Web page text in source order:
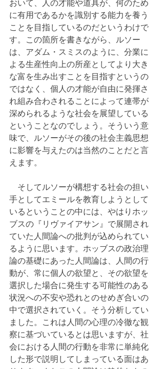
おいて、人の才能や道具が、何のため
に有用であるかを識別する能力を養う
ことを目指しているのだというわけで
す。この箇所を書きながら、ルソー
は、アダム・スミスのように、分業に
よる生産性向上の所産としてより大き
な富を生み出すことを目指すというの
ではなく、個人の才能が自由に発揮さ
れ組み合わされることによって連帯が
深められるような社会を展望している
ということなのでしょう。そういう意
味で、ルソーがその後の社会主義思想
に影響を与えたのは当然のことだと言
えます。
そしてルソーが構想する社会の担い
手としてエミールを教育しようとして
いるということの中には、やはりホッ
ブスの『リヴァイアサン』で展開され
ていた人間論への批判が込められてい
るように思います。ホッブスの政治理
論の基礎にあった人間論は、人間の行
動が、常に個人の欲望と、その欲望を
選択した場合に発生する可能性のある
状況への不安や恐れとのせめぎ合いの
中で選択されていく。そう分析してい
ました。これは人間の心理の冷徹な観
察に基づいているとは思いますが、社
会における人間の行動を非常に単純化
した形で説明してしまっている面はあ